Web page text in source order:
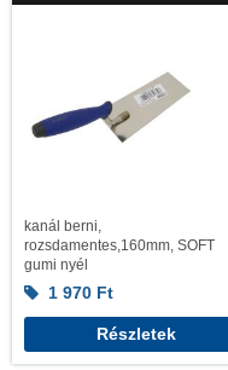
kanál berni,
rozsdamentes,160mm, SOFT
gumi nyél
1 970 Ft
Részletek